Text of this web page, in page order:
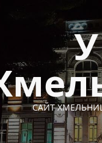
САЙТ